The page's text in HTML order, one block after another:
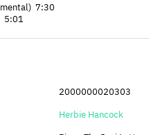
7:30
5:01
2000000020303
Herbie Hancock